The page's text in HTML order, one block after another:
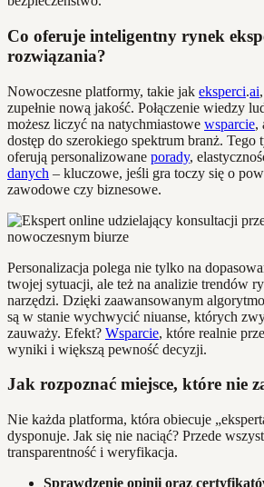
Co oferuje inteligentny rynek
rozwiązania?
Nowoczesne platformy, takie jak eksperci.ai
zupełnie nową jakość. Połączenie wiedzy
możesz liczyć na natychmiastowe wsparcie,
dostęp do szerokiego spektrum branż. Tego
oferują personalizowane porady,
danych – kluczowe, jeśli gra toczy się o
zawodowe czy biznesowe.
Personalizacja polega nie tylko na
twojej sytuacji, ale też na analizie trendów
narzędzi. Dzięki zaawansowanym
są w stanie wychwycić niuanse, których
zauważy. Efekt? Wsparcie, które realnie
wyniki i większą pewność decyzji.
Jak rozpoznać miejsce, które nie
Nie każda platforma, która obiecuje
dysponuje. Jak się nie naciąć? Przede
transparentność i weryfikacja.
Sprawdzenie opinii oraz